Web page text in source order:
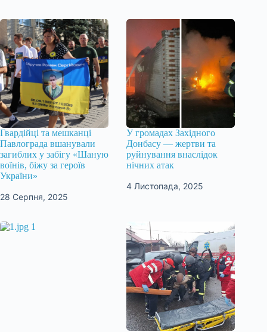
Гвардійці та мешканці
Павлограда вшанували
загиблих у забігу «Шаную
воїнів, біжу за героїв
України»
28 Серпня, 2025
У громадах Західного
Донбасу — жертви та
руйнування внаслідок
нічних атак
4 Листопада, 2025